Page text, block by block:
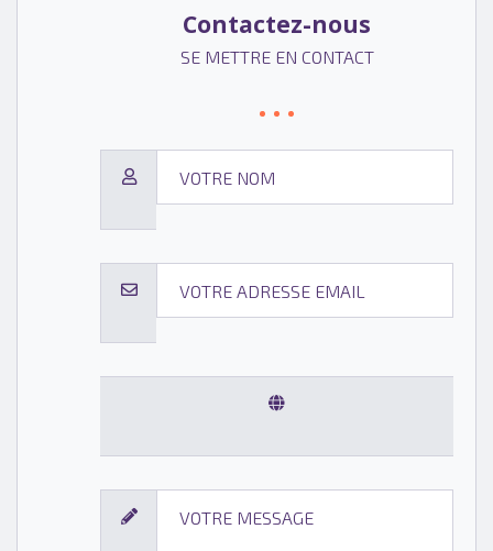
Contactez-nous
SE METTRE EN CONTACT